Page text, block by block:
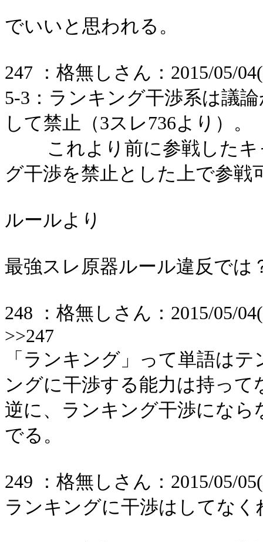
でいいと思われる。
247 ：格無しさん：2015/05/
5-3：ランキング干渉系は議
して禁止（3スレ736より）。
これより前に参戦したキ
グ干渉を禁止とした上で参戦
ルールより
最強スレ原器ルール違反では
248 ：格無しさん：2015/05/
>>247
「ランキング」って単語は
ングに干渉する能力は持って
逆に、ランキング干渉にな
でる。
249 ：格無しさん：2015/05/
ランキングに干渉はしてなく